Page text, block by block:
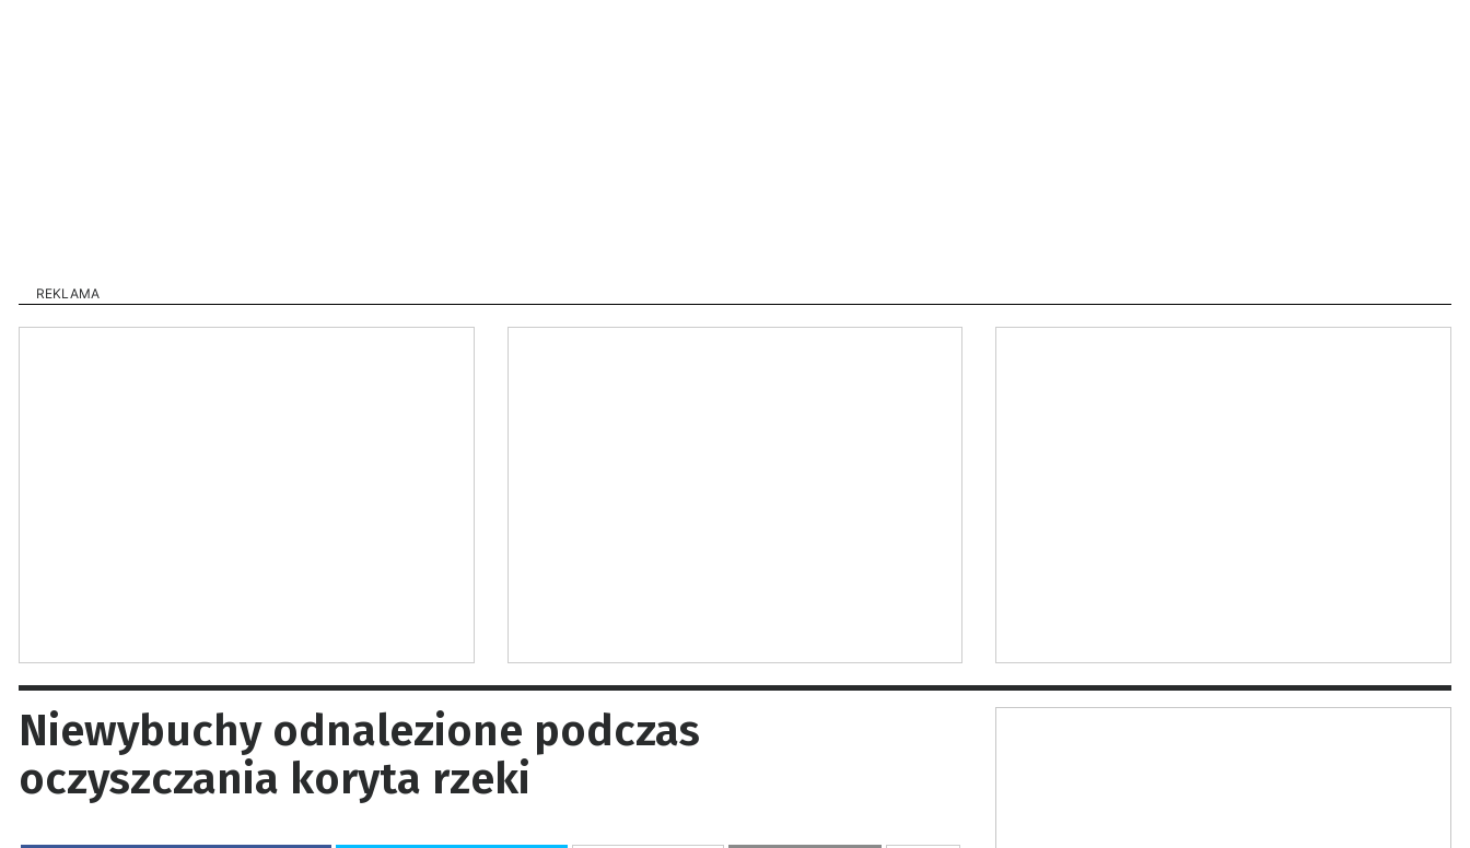
REKLAMA
Niewybuchy odnalezione podczas
oczyszczania koryta rzeki